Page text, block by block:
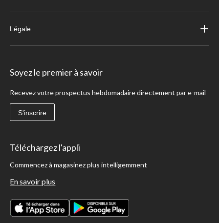
Légale
Soyez le premier à savoir
Recevez votre prospectus hebdomadaire directement par e-mail
S'inscrire
Téléchargez l'appli
Commencez à magasinez plus intelligemment
En savoir plus